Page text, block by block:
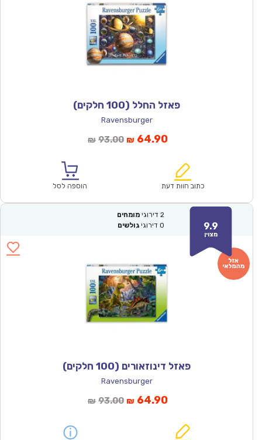
פאזל החלל (100 חלקים)
Ravensburger
₪ 93.00המחיר
₪93.00.
₪ 64.90המחיר
הוא:
כתוב חוות דעת הוספה לסל
9.9
מצוין
2 דירוגי מומחים
0 דירוגי גולשים
פאזל דינוזאורים (100 חלקים)
Ravensburger
₪ 93.00המחיר
₪ 64.90המחיר
הוא: